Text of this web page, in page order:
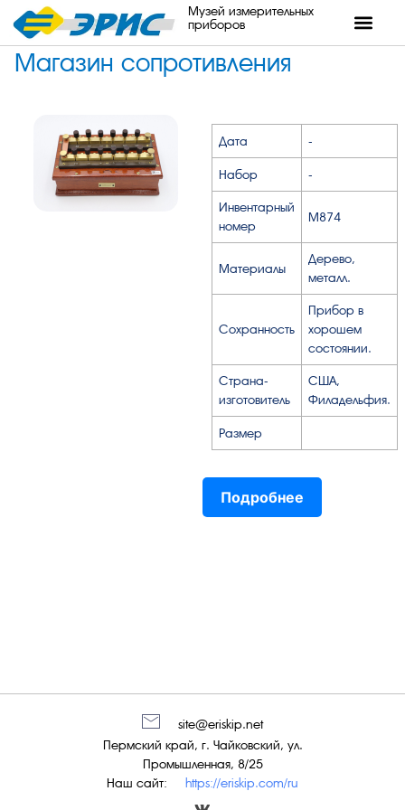
Музей измерительных
приборов
Магазин сопротивления
Дата -
Набор -
Инвентарный
номер
М874
Материалы
Дерево,
металл.
Сохранность
Прибор в
хорошем
состоянии.
Страна-
изготовитель
США,
Филадельфия.
Размер
Подробнее
Наш сайт: https://eriskip.com/ru
Пермский край, г. Чайковский, ул.
Промышленная, 8/25
site@eriskip.net